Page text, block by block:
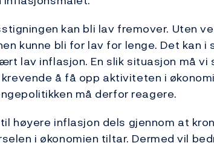
kan bli lav fremover. Uten
kunne bli for lav for lenge. Det kan i
lav inflasjon. En slik situasjon må vi
å få opp aktiviteten i
må derfor reagere.
høyere inflasjon dels gjennom at
i økonomien tiltar. Dermed vil